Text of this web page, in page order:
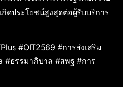
กิดประโยชน์สูงสุดต่อผู้รับบริการ
#OIT2569 #การส่งเสริม
#ธรรมาภิบาล #สพฐ #การ